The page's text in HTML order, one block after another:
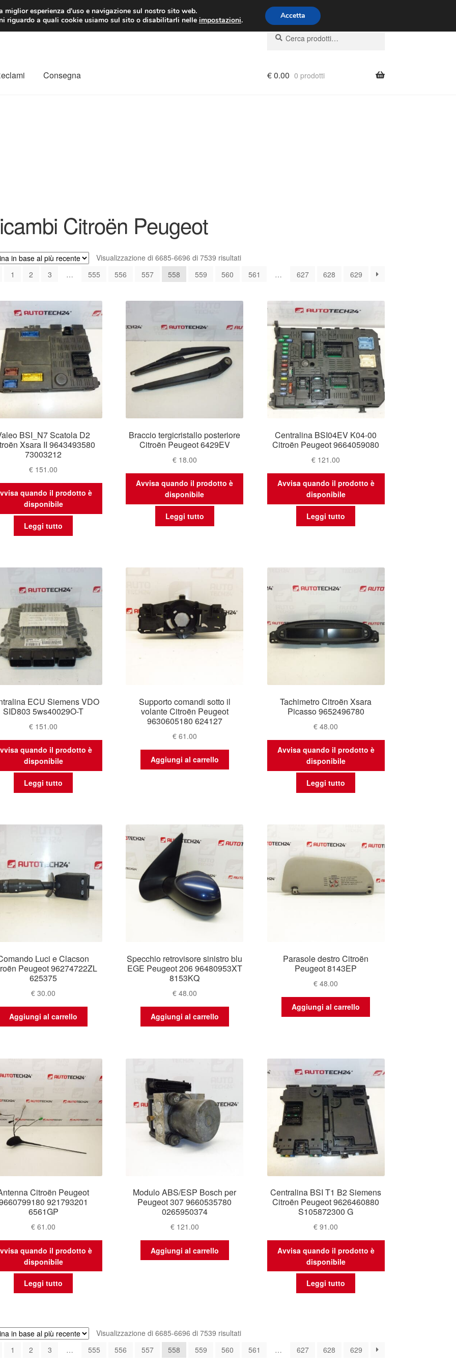
EUR Lun-Ven 9:00 - 16:00 800 580 290
Cerca:
Cerca
Consegna €0.00 0 prodotti
Citroën Peugeot
Visualizzazione di 6685-6696 di 7539 risultatiOrdina
base
più
1 2 3 … 555 556 557 558 559 560 561 … 627 628 629
BSI_N7 Scatola D2
Xsara II 9643493580
73003212
€ 151.00
quando il prodotto è
disponibile
Leggi tutto
Braccio tergicristallo posteriore
Citroën Peugeot 6429EV
€18.00
Avvisa quando il prodotto è
disponibile
Leggi tutto
Centralina BSI04EV K04-00
Citroën Peugeot 9664059080
€ 121.00
Avvisa quando il prodotto è
disponibile
Leggi tutto
ECU Siemens VDO
SID803 5ws40029O-T
€ 151.00
quando il prodotto è
disponibile
Leggi tutto
Supporto comandi sotto il
volante Citroën Peugeot
9630605180 624127
€61.00
Aggiungi al carrello
Tachimetro Citroën Xsara
Picasso 9652496780
€ 48.00
Avvisa quando il prodotto è
disponibile
Leggi tutto
Luci e Clacson
Peugeot 96274722ZL
625375
€ 30.00
Aggiungi al carrello
Specchio retrovisore sinistro blu
EGE Peugeot 206 96480953XT
8153KQ
€48.00
Aggiungi al carrello
Parasole destro Citroën
Peugeot 8143EP
€ 48.00
Aggiungi al carrello
Citroën Peugeot
921793201
6561GP
€ 61.00
quando il prodotto è
disponibile
Leggi tutto
Modulo ABS/ESP Bosch per
Peugeot 307 9660535780
0265950374
€121.00
Aggiungi al carrello
Centralina BSI T1 B2 Siemens
Citroën Peugeot 9626460880
S105872300 G
€ 91.00
Avvisa quando il prodotto è
disponibile
Leggi tutto
Visualizzazione di 6685-6696 di 7539 risultatiOrdina
base
1 2 3 … 555 556 557 558 559 560 561 … 627 628 629
esperienza d'uso e navigazione sul nostro sito web.
riguardo a quali cookie usiamo sul sito o disabilitarli nelle impostazioni. Accetta